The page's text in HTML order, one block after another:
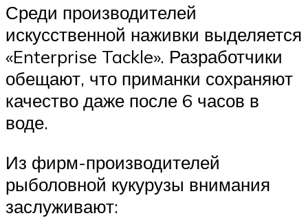
Среди производителей
искусственной наживки выделяется
«Enterprise Tackle». Разработчики
обещают, что приманки сохраняют
качество даже после 6 часов в
воде.
Из фирм-производителей
рыболовной кукурузы внимания
заслуживают: